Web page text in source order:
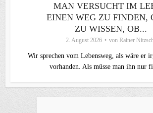
MAN VERSUCHT IM
EINEN WEG ZU FINDEN,
ZU WISSEN, OB...
2. August 2026 von Rainer
Wir sprechen vom Lebensweg, als wäre er
vorhanden. Als müsse man ihn nur